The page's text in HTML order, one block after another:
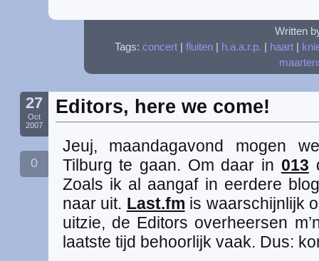
Written
Tags: concert| fluiten| h.a.a.r.p. haart|
27
Oct
2007
0
Editors, here we come!
Jeuj, maandagavond mogen
Tilburg te gaan. Om daar in 013
Zoals ik al aangaf in eerdere
naar uit. Last.fm is waarschijnlijk
uitzie, de Editors overheersen
laatste tijd behoorlijk vaak. Dus: